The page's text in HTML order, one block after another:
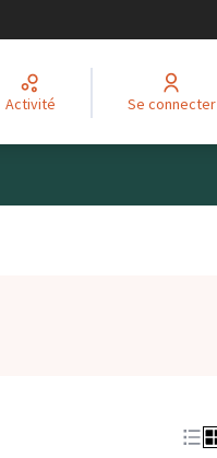
Activité Se connecter